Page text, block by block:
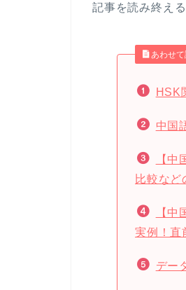
記事を読み終え
あわせて
HSK
中国
【
比較など
【
実例！直
デー